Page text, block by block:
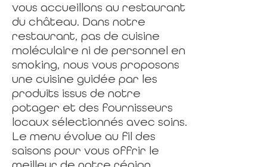
vous accueillons au restaurant
du château. Dans notre
restaurant, pas de cuisine
moléculaire ni de personnel en
smoking, nous vous proposons
une cuisine guidée par les
produits issus de notre
potager et des fournisseurs
locaux sélectionnés avec soins.
Le menu évolue au fil des
saisons pour vous offrir le